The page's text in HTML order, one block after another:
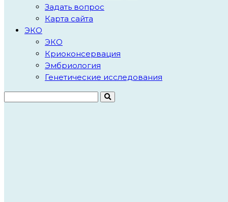
Задать вопрос
Карта сайта
ЭКО
ЭКО
Криоконсервация
Эмбриология
Генетические исследования